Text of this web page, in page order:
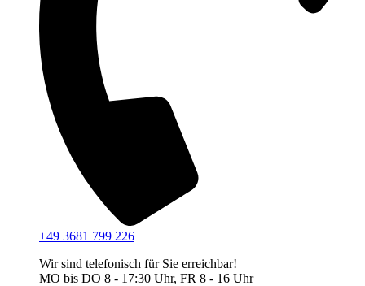
+49 3681 799 226
Wir sind telefonisch für Sie erreichbar!
MO bis DO 8 - 17:30 Uhr, FR 8 - 16 Uhr